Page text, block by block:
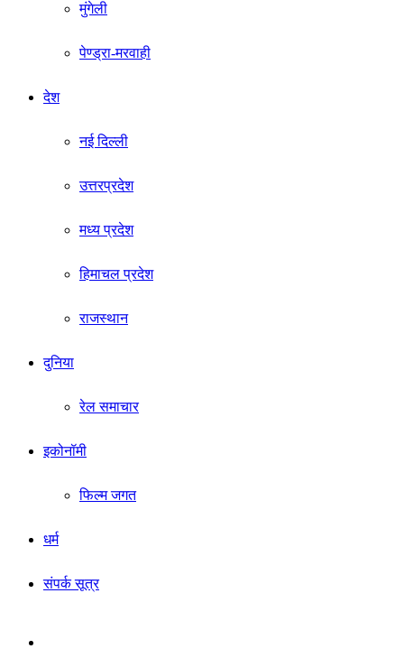
मुंगेली
पेण्ड्रा-मरवाही
देश
नई दिल्ली
उत्तरप्रदेश
मध्य प्रदेश
हिमाचल प्रदेश
राजस्थान
दुनिया
रेल समाचार
इकोनॉमी
फिल्म जगत
धर्म
संपर्क सूत्र